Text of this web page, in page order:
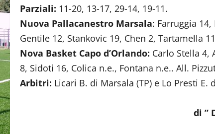
Parziali: 11-20, 13-17, 29-14, 19-11.
Nuova Pallacanestro Marsala: Farruggia
Gentile 12, Stankovic 19, Chen 2, Tartamella
Nova Basket Capo d’Orlando: Carlo Stella 4,
8, Sidoti 16, Colica n.e., Fontana n.e.. All.
Arbitri: Licari B. di Marsala (TP) e Lo Presti E.
di ”